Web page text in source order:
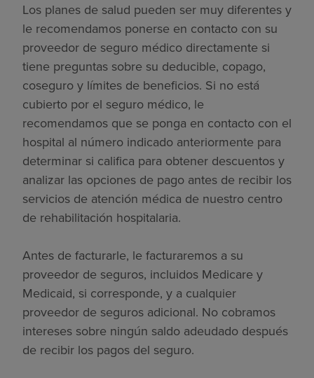
Los planes de salud pueden ser muy diferentes y
le recomendamos ponerse en contacto con su
proveedor de seguro médico directamente si
tiene preguntas sobre su deducible, copago,
coseguro y límites de beneficios. Si no está
cubierto por el seguro médico, le
recomendamos que se ponga en contacto con el
hospital al número indicado anteriormente para
determinar si califica para obtener descuentos y
analizar las opciones de pago antes de recibir los
servicios de atención médica de nuestro centro
de rehabilitación hospitalaria.
Antes de facturarle, le facturaremos a su
proveedor de seguros, incluidos Medicare y
Medicaid, si corresponde, y a cualquier
proveedor de seguros adicional. No cobramos
intereses sobre ningún saldo adeudado después
de recibir los pagos del seguro.